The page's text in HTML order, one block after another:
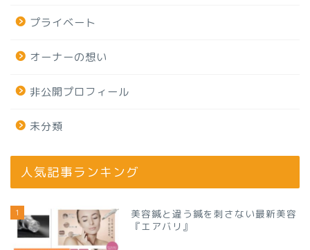
プライベート
オーナーの想い
非公開プロフィール
未分類
人気記事ランキング
1
美容鍼と違う鍼を刺さない最新美容
『エアバリ』